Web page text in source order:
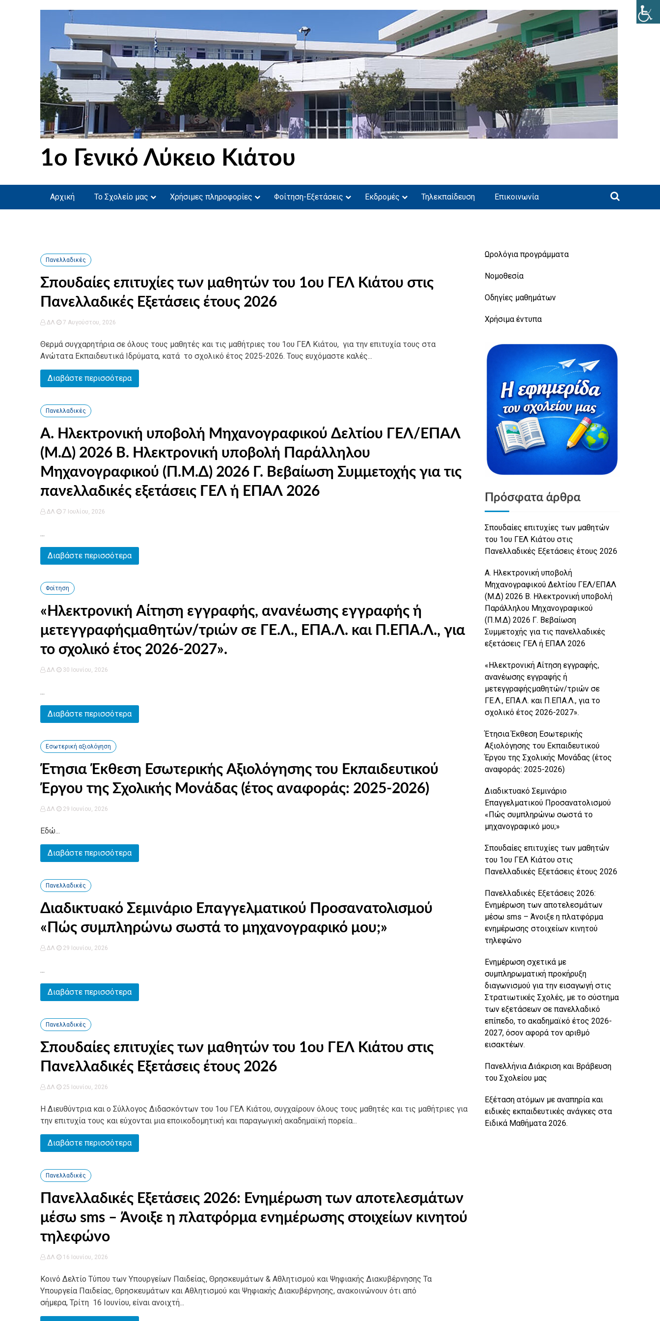
1ο Γενικό Λύκειο Κιάτου
Αρχική Το Σχολείο μας Χρήσιμες πληροφορίες Φοίτηση-Εξετάσεις Εκδρομές Τηλεκπαίδευση Επικοινωνία
Πανελλαδικές
Σπουδαίες επιτυχίες των μαθητών του 1ου ΓΕΛ Κιάτου στις
Πανελλαδικές Εξετάσεις έτους 2026
ΔΛ 7 Αυγούστου, 2026
Θερμά συγχαρητήρια σε όλους τους μαθητές και τις μαθήτριες του 1ου ΓΕΛ Κιάτου, για την επιτυχία τους στα
Ανώτατα Εκπαιδευτικά Ιδρύματα, κατά το σχολικό έτος 2025-2026. Τους ευχόμαστε καλές...
Διαβάστε περισσότερα
Πανελλαδικές
Α. Ηλεκτρονική υποβολή Μηχανογραφικού Δελτίου ΓΕΛ/ΕΠΑΛ
(Μ.Δ) 2026 Β. Ηλεκτρονική υποβολή Παράλληλου
Μηχανογραφικού (Π.Μ.Δ) 2026 Γ. Βεβαίωση Συμμετοχής για τις
πανελλαδικές εξετάσεις ΓΕΛ ή ΕΠΑΛ 2026
ΔΛ 7 Ιουλίου, 2026
...
Διαβάστε περισσότερα
Φοίτηση
«Ηλεκτρονική Αίτηση εγγραφής, ανανέωσης εγγραφής ή
μετεγγραφήςμαθητών/τριών σε ΓΕ.Λ., ΕΠΑ.Λ. και Π.ΕΠΑ.Λ., για
το σχολικό έτος 2026-2027».
ΔΛ 30 Ιουνίου, 2026
...
Διαβάστε περισσότερα
Εσωτερική αξιολόγηση
Έτησια Έκθεση Εσωτερικής Αξιολόγησης του Εκπαιδευτικού
Έργου της Σχολικής Μονάδας (έτος αναφοράς: 2025-2026)
ΔΛ 29 Ιουνίου, 2026
Εδώ...
Διαβάστε περισσότερα
Πανελλαδικές
Διαδικτυακό Σεμινάριο Επαγγελματικού Προσανατολισμού
«Πώς συμπληρώνω σωστά το μηχανογραφικό μου;»
ΔΛ 29 Ιουνίου, 2026
...
Διαβάστε περισσότερα
Πανελλαδικές
Σπουδαίες επιτυχίες των μαθητών του 1ου ΓΕΛ Κιάτου στις
Πανελλαδικές Εξετάσεις έτους 2026
ΔΛ 25 Ιουνίου, 2026
Η Διευθύντρια και ο Σύλλογος Διδασκόντων του 1ου ΓΕΛ Κιάτου, συγχαίρουν όλους τους μαθητές και τις μαθήτριες για
την επιτυχία τους και εύχονται μια εποικοδομητική και παραγωγική ακαδημαϊκή πορεία...
Διαβάστε περισσότερα
Πανελλαδικές
Πανελλαδικές Εξετάσεις 2026: Ενημέρωση των αποτελεσμάτων
μέσω sms – Άνοιξε η πλατφόρμα ενημέρωσης στοιχείων κινητού
τηλεφώνο
ΔΛ 16 Ιουνίου, 2026
Κοινό Δελτίο Τύπου των Υπουργείων Παιδείας, Θρησκευμάτων & Αθλητισμού και Ψηφιακής Διακυβέρνησης Τα
Υπουργεία Παιδείας, Θρησκευμάτων και Αθλητισμού και Ψηφιακής Διακυβέρνησης, ανακοινώνουν ότι από
σήμερα, Τρίτη 16 Ιουνίου, είναι ανοιχτή...
Ωρολόγια προγράμματα
Νομοθεσία
Οδηγίες μαθημάτων
Χρήσιμα έντυπα
Πρόσφατα άρθρα
Σπουδαίες επιτυχίες των μαθητών
του 1ου ΓΕΛ Κιάτου στις
Πανελλαδικές Εξετάσεις έτους 2026
Α. Ηλεκτρονική υποβολή
Μηχανογραφικού Δελτίου ΓΕΛ/ΕΠΑΛ
(Μ.Δ) 2026 Β. Ηλεκτρονική υποβολή
Παράλληλου Μηχανογραφικού
(Π.Μ.Δ) 2026 Γ. Βεβαίωση
Συμμετοχής για τις πανελλαδικές
εξετάσεις ΓΕΛ ή ΕΠΑΛ 2026
«Ηλεκτρονική Αίτηση εγγραφής,
ανανέωσης εγγραφής ή
μετεγγραφήςμαθητών/τριών σε
ΓΕ.Λ., ΕΠΑ.Λ. και Π.ΕΠΑ.Λ., για το
σχολικό έτος 2026-2027».
Έτησια Έκθεση Εσωτερικής
Αξιολόγησης του Εκπαιδευτικού
Έργου της Σχολικής Μονάδας (έτος
αναφοράς: 2025-2026)
Διαδικτυακό Σεμινάριο
Επαγγελματικού Προσανατολισμού
«Πώς συμπληρώνω σωστά το
μηχανογραφικό μου;»
Σπουδαίες επιτυχίες των μαθητών
του 1ου ΓΕΛ Κιάτου στις
Πανελλαδικές Εξετάσεις έτους 2026
Πανελλαδικές Εξετάσεις 2026:
Ενημέρωση των αποτελεσμάτων
μέσω sms – Άνοιξε η πλατφόρμα
ενημέρωσης στοιχείων κινητού
τηλεφώνο
Ενημέρωση σχετικά με
συμπληρωματική προκήρυξη
διαγωνισμού για την εισαγωγή στις
Στρατιωτικές Σχολές, με το σύστημα
των εξετάσεων σε πανελλαδικό
επίπεδο, το ακαδημαϊκό έτος 2026-
2027, όσον αφορά τον αριθμό
εισακτέων.
Πανελλήνια Διάκριση και Βράβευση
του Σχολείου μας
Εξέταση ατόμων με αναπηρία και
ειδικές εκπαιδευτικές ανάγκες στα
Ειδικά Μαθήματα 2026.